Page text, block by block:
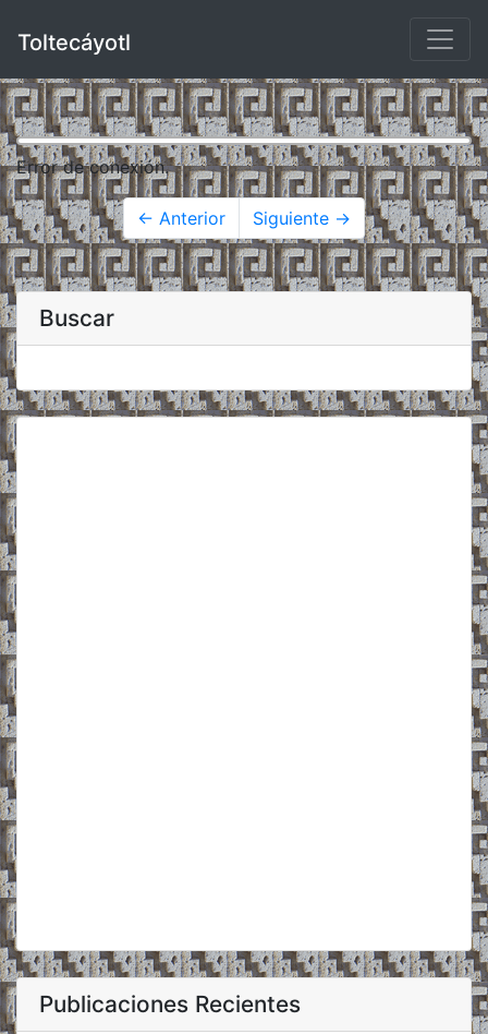
Toltecáyotl
Error de conexión.
← Anterior Siguiente →
Buscar
Publicaciones Recientes